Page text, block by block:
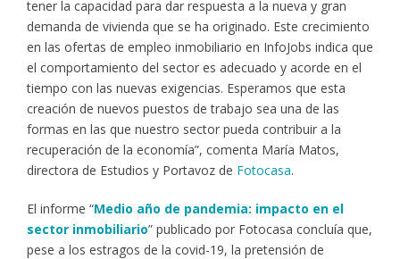
tener la capacidad para dar respuesta a la nueva y gran
demanda de vivienda que se ha originado. Este crecimiento
en las ofertas de empleo inmobiliario en InfoJobs indica que
el comportamiento del sector es adecuado y acorde en el
tiempo con las nuevas exigencias. Esperamos que esta
creación de nuevos puestos de trabajo sea una de las
formas en las que nuestro sector pueda contribuir a la
recuperación de la economía”, comenta María Matos,
directora de Estudios y Portavoz de Fotocasa.
El informe “Medio año de pandemia: impacto en el
sector inmobiliario” publicado por Fotocasa concluía que,
pese a los estragos de la covid-19, la pretensión de